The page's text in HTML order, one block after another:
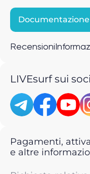
Recensioni
LIVEsurf sui
Pagamenti,
e altre